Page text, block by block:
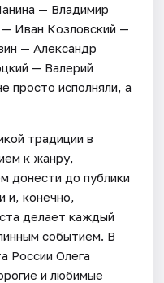
— Владимир
Иван Козловский —
— Александр
— Валерий
просто исполняли, а
традиции в
к жанру,
донести до публики
и, конечно,
делает каждый
событием. В
России Олега
и любимые